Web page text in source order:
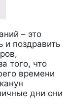
– это
и поздравить
того, что
времени
дни они